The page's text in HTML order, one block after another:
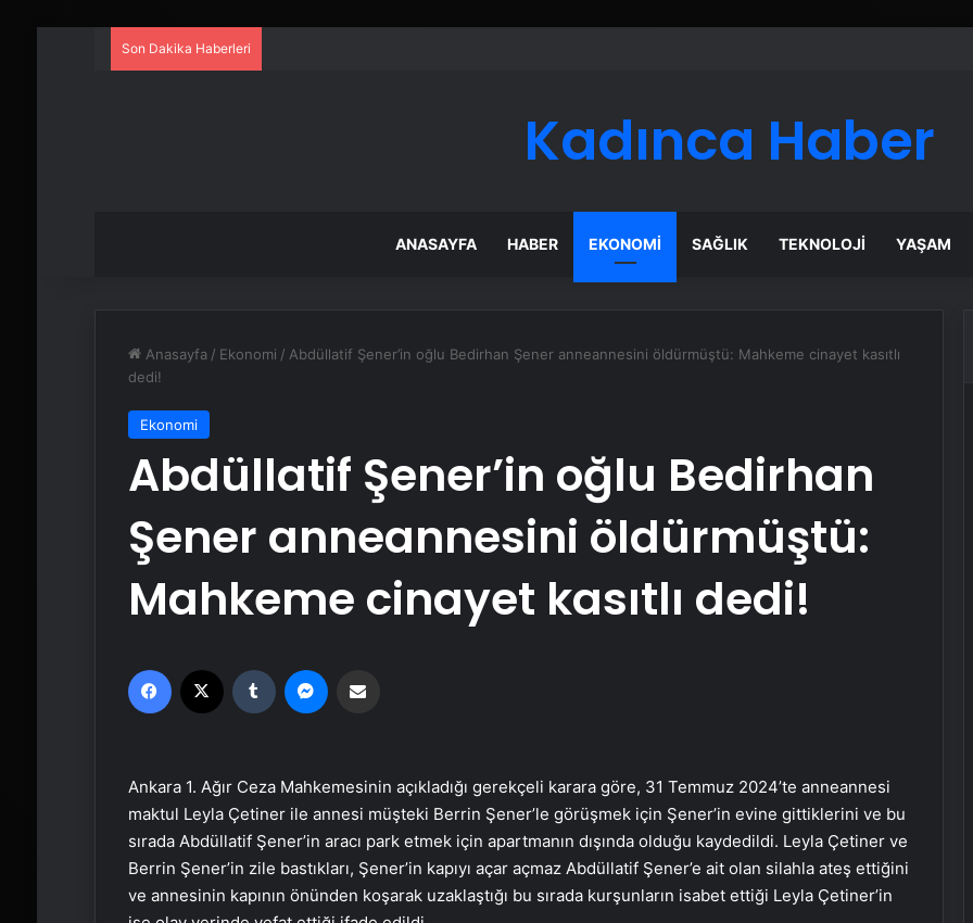
Son Dakika Haberleri
Kadınca Haber
ANASAYFA HABER EKONOMI SAĞLIK TEKNOLOJI YAŞAM
Anasayfa / Ekonomi / Abdüllatif Şener’in oğlu Bedirhan Şener anneannesini öldürmüştü: Mahkeme cinayet kasıtlı
dedi!
Ekonomi
Abdüllatif Şener’in oğlu Bedirhan
Şener anneannesini öldürmüştü:
Mahkeme cinayet kasıtlı dedi!
Facebook Tumblr
Ankara 1. Ağır Ceza Mahkemesinin açıkladığı gerekçeli karara göre, 31 Temmuz 2024’te anneannesi
maktul Leyla Çetiner ile annesi müşteki Berrin Şener’le görüşmek için Şener’in evine gittiklerini ve bu
sırada Abdüllatif Şener’in aracı park etmek için apartmanın dışında olduğu kaydedildi. Leyla Çetiner ve
Berrin Şener’in zile bastıkları, Şener’in kapıyı açar açmaz Abdüllatif Şener’e ait olan silahla ateş ettiğini
ve annesinin kapının önünden koşarak uzaklaştığı bu sırada kurşunların isabet ettiği Leyla Çetiner’in